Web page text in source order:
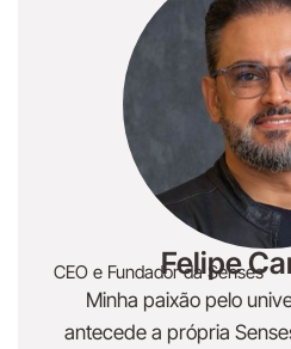
Felipe
CEO e Fundador da Senses
Minha paixão pelo
antecede a própria